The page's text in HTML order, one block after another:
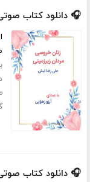
🎧 دانلود کتاب
🎧 دانلود کتاب